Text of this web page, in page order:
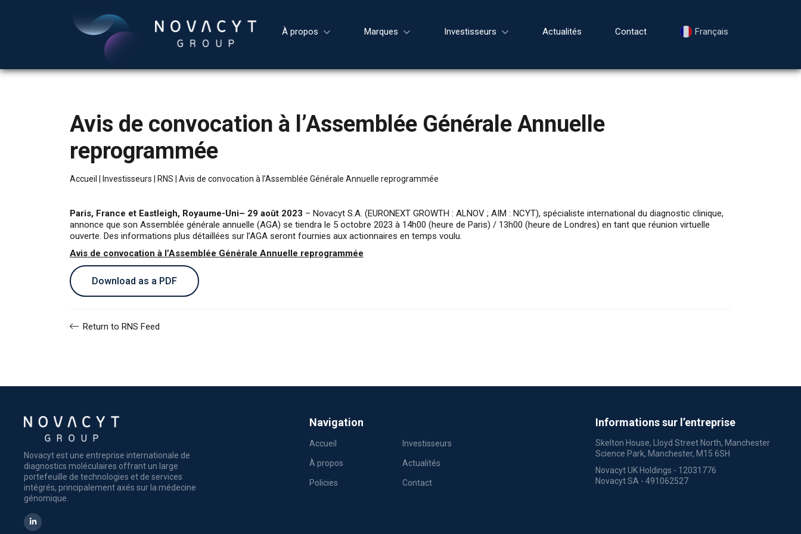
À propos Marques Investisseurs Actualités Contact Français
Avis de convocation à l’Assemblée Générale Annuelle
reprogrammée
Accueil Investisseurs RNS Avis de convocation à l’Assemblée Générale Annuelle reprogrammée
Paris, France et Eastleigh, Royaume-Uni– 29 août 2023 – Novacyt S.A. (EURONEXT GROWTH : ALNOV ; AIM : NCYT), spécialiste international du diagnostic clinique,
annonce que son Assemblée générale annuelle (AGA) se tiendra le 5 octobre 2023 à 14h00 (heure de Paris) / 13h00 (heure de Londres) en tant que réunion virtuelle
ouverte. Des informations plus détaillées sur l’AGA seront fournies aux actionnaires en temps voulu.
Avis de convocation à l’Assemblée Générale Annuelle reprogrammée
Download as a PDF
Return to RNS Feed
Novacyt est une entreprise internationale de
diagnostics moléculaires offrant un large
portefeuille de technologies et de services
intégrés, principalement axés sur la médecine
génomique.
Navigation
Accueil Investisseurs
À propos Actualités
Policies Contact
Informations sur l’entreprise
Skelton House, Lloyd Street North, Manchester
Science Park, Manchester, M15 6SH
Novacyt UK Holdings - 12031776
Novacyt SA - 491062527